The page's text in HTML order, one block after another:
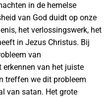
in de hemelse
van God duidt op onze
het verlossingswerk, het
in Jezus Christus. Bij
van
van het juiste
treffen we dit probleem
van satan. Het grote